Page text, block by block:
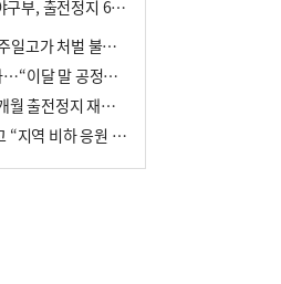
‘5·18 폄훼 응원’ 배재고 야구부, 출전정지 6개월→1개월 감경
배재고 야구부 불송치 “광주일고가 처벌 불원 의사 표해”
배재고 야구부 징계 풀리나…“이달 말 공정위서 재심의”
‘스벅 구호 파문’ 배재고 6개월 출전정지 재심 신청키로
광주 찾아 고개 숙인 배재고 “지역 비하 응원 잘못”(종합)